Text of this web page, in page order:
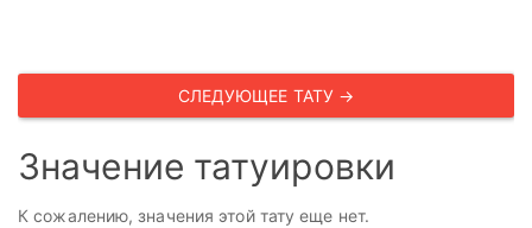
СЛЕДУЮЩЕЕ ТАТУ →
Значение татуировки
К сожалению, значения этой тату еще нет.